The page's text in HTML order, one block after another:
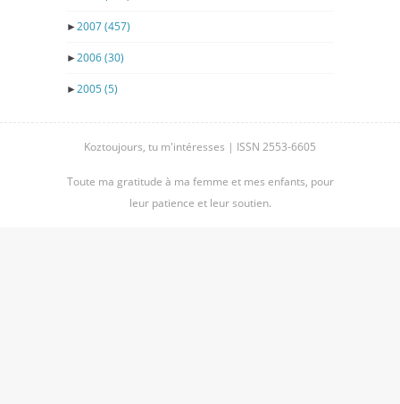
►2007(457)
►2006(30)
►2005(5)
Koztoujours, tu m'intéresses | ISSN 2553-6605
Toute ma gratitude à ma femme et mes enfants, pour
leur patience et leur soutien.